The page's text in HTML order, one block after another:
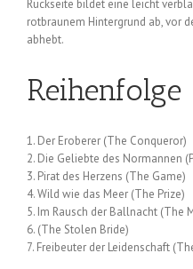
Rückseite bildet eine leicht
rotbraunem Hintergrund ab, vor
abhebt.
Reihenfolge
1. Der Eroberer (The Conqueror)
2. Die Geliebte des Normannen
3. Pirat des Herzens (The Game)
4. Wild wie das Meer (The Prize)
5. Im Rausch der Ballnacht (The
6. (The Stolen Bride)
7. Freibeuter der Leidenschaft